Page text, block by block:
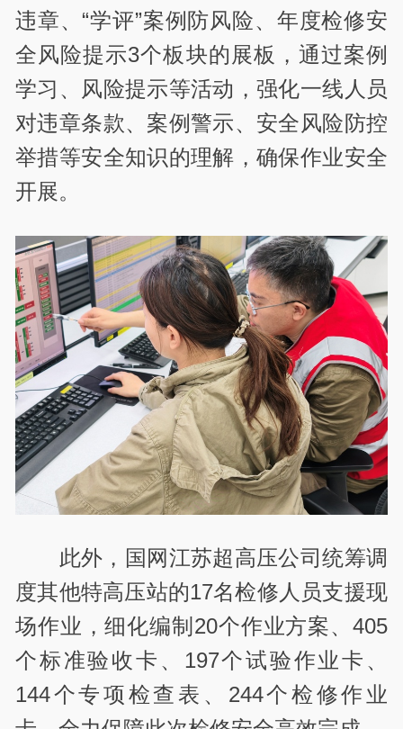
违章、“学评”案例防风险、年度检修安
全风险提示3个板块的展板，通过案例
学习、风险提示等活动，强化一线人员
对违章条款、案例警示、安全风险防控
举措等安全知识的理解，确保作业安全
开展。
此外，国网江苏超高压公司统筹调
度其他特高压站的17名检修人员支援现
场作业，细化编制20个作业方案、405
个标准验收卡、197个试验作业卡、
144个专项检查表、244个检修作业